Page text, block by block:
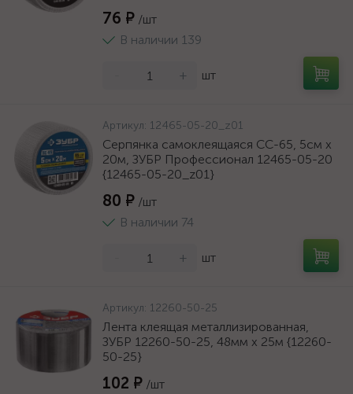
76 ₽ /шт
В наличии 139
+ шт
Артикул: 12465-05-20_z01
Серпянка самоклеящаяся СС-65, 5см х
20м, ЗУБР Профессионал 12465-05-20
{12465-05-20_z01}
80 ₽ /шт
В наличии 74
+ шт
Артикул: 12260-50-25
Лента клеящая металлизированная,
ЗУБР 12260-50-25, 48мм х 25м {12260-
50-25}
102 ₽ /шт